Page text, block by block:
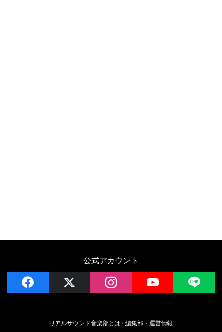
公式アカウント
facebook instagram YouTube
リアルサウンド音楽部とは 編集部・運営情報